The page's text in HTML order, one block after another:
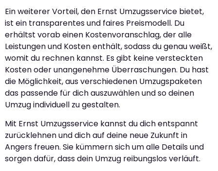
Ein weiterer Vorteil, den Ernst Umzugsservice bietet,
ist ein transparentes und faires Preismodell. Du
erhältst vorab einen Kostenvoranschlag, der alle
Leistungen und Kosten enthält, sodass du genau weißt,
womit du rechnen kannst. Es gibt keine versteckten
Kosten oder unangenehme Überraschungen. Du hast
die Möglichkeit, aus verschiedenen Umzugspaketen
das passende für dich auszuwählen und so deinen
Umzug individuell zu gestalten.
Mit Ernst Umzugsservice kannst du dich entspannt
zurücklehnen und dich auf deine neue Zukunft in
Angers freuen. Sie kümmern sich um alle Details und
sorgen dafür, dass dein Umzug reibungslos verläuft.